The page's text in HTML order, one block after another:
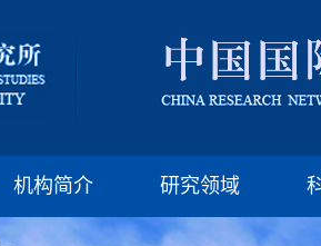
机构简介 研究领域
版权所有：山东
邮编:250100 电话